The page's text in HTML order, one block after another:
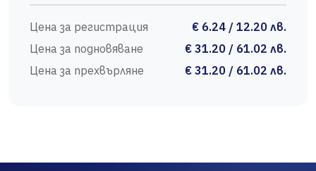
Цена за регистрация
€ 6.24 / 12.20 лв.
Цена за подновяване
€ 31.20 / 61.02 лв.
Цена за прехвърляне
€ 31.20 / 61.02 лв.